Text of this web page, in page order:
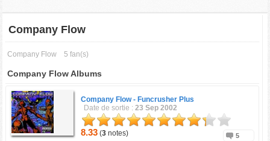
Company Flow
Company Flow 5 fan(s)
Company Flow Albums
Company Flow - Funcrusher Plus
Date de sortie :23 Sep 2002
8.33 (3 notes) 5